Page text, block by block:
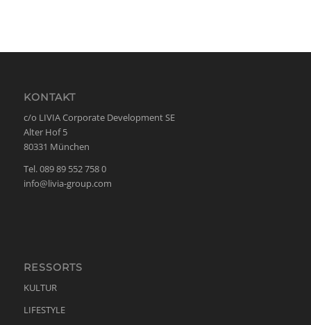
KONTAKT
c/o LIVIA Corporate Development SE
Alter Hof 5
80331 München
Tel. 089 89 552 758 0
info@livia-group.com
RESSORTS
KULTUR
LIFESTYLE